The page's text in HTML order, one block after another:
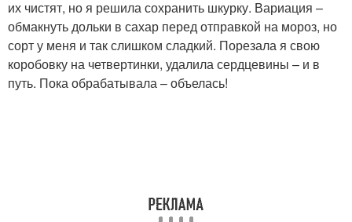
их чистят, но я решила сохранить шкурку. Вариация –
обмакнуть дольки в сахар перед отправкой на мороз, но
сорт у меня и так слишком сладкий. Порезала я свою
коробовку на четвертинки, удалила сердцевины – и в
путь. Пока обрабатывала – объелась!